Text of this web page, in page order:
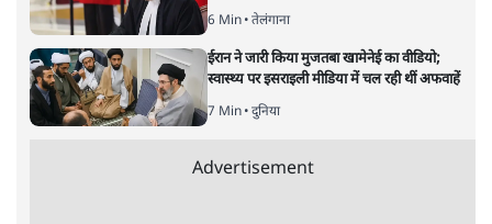
ताजा खबरें
रहती तो देश का विभाजन संभव नहीं था!